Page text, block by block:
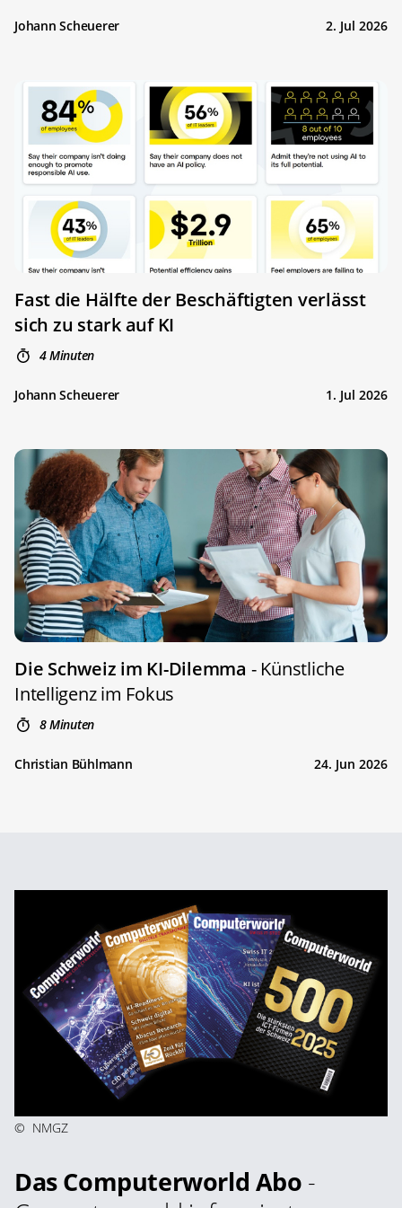
Johann Scheuerer 2. Jul 2026
Fast die Hälfte der Beschäftigten verlässt
sich zu stark auf KI
4 Minuten
Johann Scheuerer 1. Jul 2026
Die Schweiz im KI-Dilemma - Künstliche
Intelligenz im Fokus
8 Minuten
Christian Bühlmann 24. Jun 2026
© NMGZ
Das Computerworld Abo -